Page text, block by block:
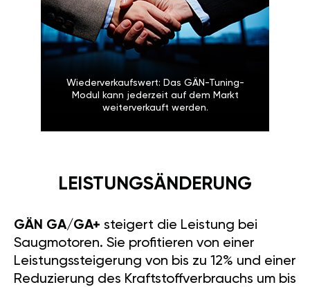
Wiederverkaufswert: Das GÄN-Tuning-
Modul kann jederzeit auf dem Markt
weiterverkauft werden.
LEISTUNGSÄNDERUNG
GÄN GA/GA+ steigert die Leistung bei
Saugmotoren. Sie profitieren von einer
Leistungssteigerung von bis zu 12% und einer
Reduzierung des Kraftstoffverbrauchs um bis